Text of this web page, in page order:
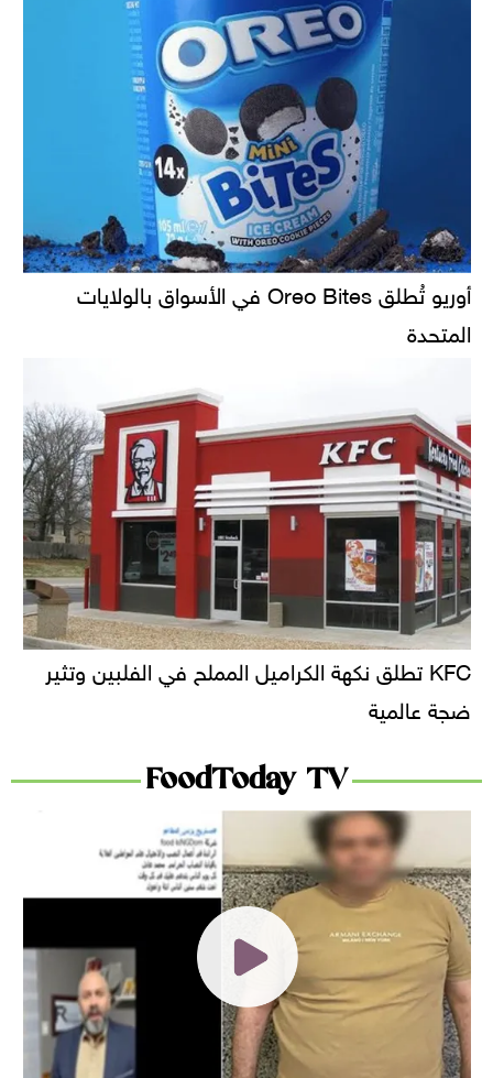
أوريو تُطلق Oreo Bites في الأسواق بالولايات
المتحدة
KFC تطلق نكهة الكراميل المملح في الفلبين وتثير
ضجة عالمية
FoodToday TV